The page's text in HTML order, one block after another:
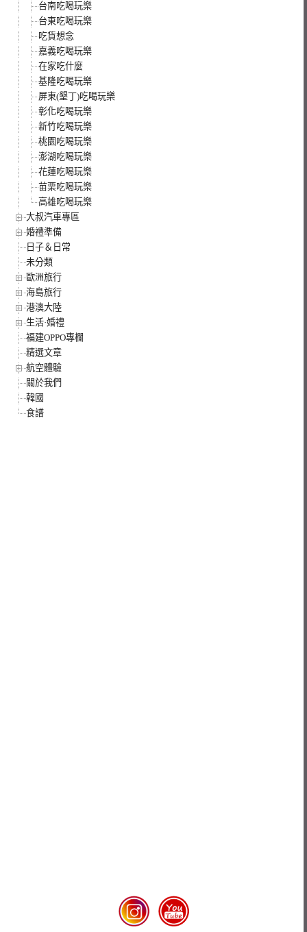
台南吃喝玩樂
台東吃喝玩樂
吃貨想念
嘉義吃喝玩樂
在家吃什麼
基隆吃喝玩樂
屏東(墾丁)吃喝玩樂
彰化吃喝玩樂
新竹吃喝玩樂
桃園吃喝玩樂
澎湖吃喝玩樂
花蓮吃喝玩樂
苗栗吃喝玩樂
高雄吃喝玩樂
大叔汽車專區
婚禮準備
日子＆日常
未分類
歐洲旅行
海島旅行
港澳大陸
生活·婚禮
福建OPPO專欄
精選文章
航空體驗
關於我們
韓國
食譜